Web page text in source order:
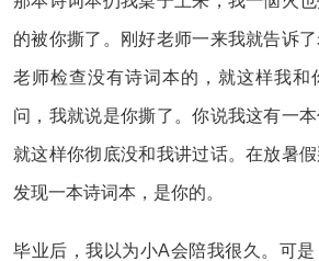
的被你撕了。刚好老师一来我就告诉
老师检查没有诗词本的，就这样我和
问，我就说是你撕了。你说我这有一本
就这样你彻底没和我讲过话。在放暑
发现一本诗词本，是你的。
毕业后，我以为小A会陪我很久。可